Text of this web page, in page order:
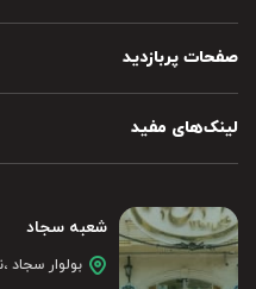
صفحات پربازدید
لینک‌های مفید
شعبه سجاد
بولوار سجاد ،نبش